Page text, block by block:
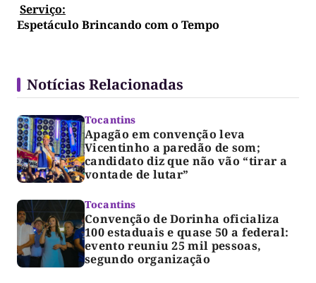
Serviço:
Espetáculo Brincando com o Tempo
Notícias Relacionadas
Tocantins
Apagão em convenção leva
Vicentinho a paredão de som;
candidato diz que não vão “tirar a
vontade de lutar”
Tocantins
Convenção de Dorinha oficializa
100 estaduais e quase 50 a federal:
evento reuniu 25 mil pessoas,
segundo organização